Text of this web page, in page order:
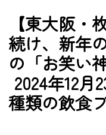
【東大阪・
続け、新年
の「お笑
2024年12月
種類の飲食